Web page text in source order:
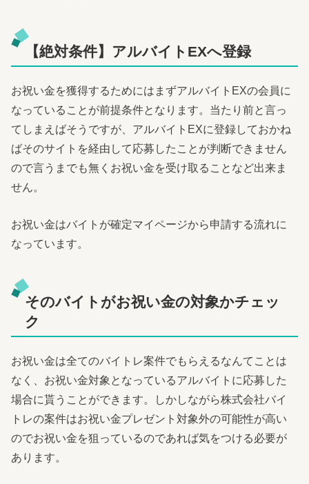
【絶対条件】アルバイトEXへ登録
お祝い金を獲得するためにはまずアルバイトEXの会員に
なっていることが前提条件となります。当たり前と言っ
てしまえばそうですが、アルバイトEXに登録しておかね
ばそのサイトを経由して応募したことが判断できません
ので言うまでも無くお祝い金を受け取ることなど出来ま
せん。
お祝い金はバイトが確定マイページから申請する流れに
なっています。
そのバイトがお祝い金の対象かチェッ
ク
お祝い金は全てのバイトレ案件でもらえるなんてことは
なく、お祝い金対象となっているアルバイトに応募した
場合に貰うことができます。しかしながら株式会社バイ
トレの案件はお祝い金プレゼント対象外の可能性が高い
のでお祝い金を狙っているのであれば気をつける必要が
あります。